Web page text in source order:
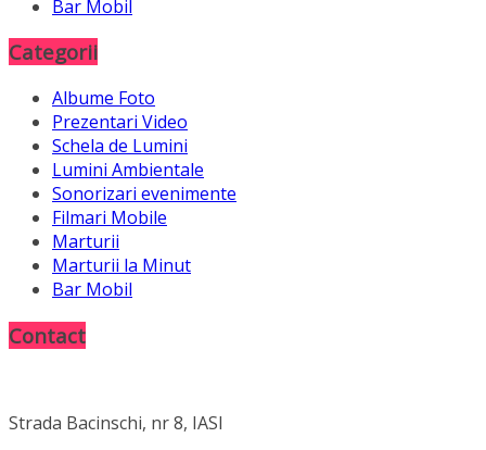
Bar Mobil
Categorii
Albume Foto
Prezentari Video
Schela de Lumini
Lumini Ambientale
Sonorizari evenimente
Filmari Mobile
Marturii
Marturii la Minut
Bar Mobil
Contact
Strada Bacinschi, nr 8, IASI